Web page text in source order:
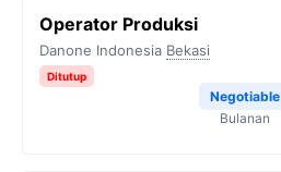
Operator Produksi
Danone Indonesia Bekasi
Ditutup
Negotiable
Bulanan